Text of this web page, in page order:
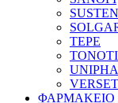
TEPE
ΦΑΡΜΑΚΕΙΟ